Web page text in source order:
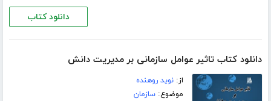
دانلود کتاب
دانلود کتاب تاثیر عوامل سازمانی بر مدیریت دانش
از:نوید روهنده
موضوع:سازمان